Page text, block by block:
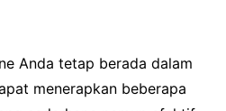
Anda tetap berada dalam
menerapkan beberapa